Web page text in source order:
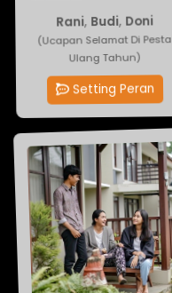
Rani,Budi,Doni
(Ucapan Selamat Di Pesta
Ulang Tahun)
Setting Peran